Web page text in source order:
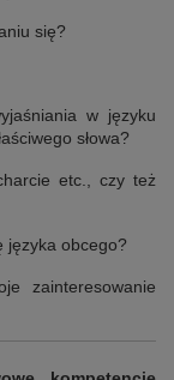
się?
w języku
słowa?
etc., czy też
języka obcego?
zainteresowanie